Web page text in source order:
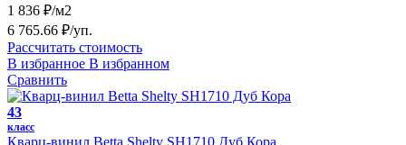
1 836 ₽/м2
6 765.66 ₽/уп.
Рассчитать стоимость
В избранное В избранном
Сравнить
43
класс
Кварц-винил Betta Shelty SH1710 Дуб Кора